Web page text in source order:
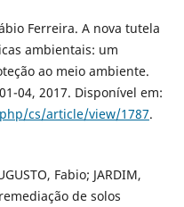
Ferreira. A nova tutela
ambientais: um
ao meio ambiente.
04, 2017. Disponível em:
cs/article/view/1787.
Fabio; JARDIM,
de solos